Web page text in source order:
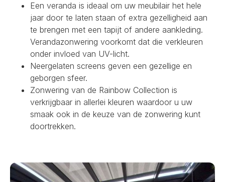
Een veranda is ideaal om uw meubilair het hele
jaar door te laten staan of extra gezelligheid aan
te brengen met een tapijt of andere aankleding.
Verandazonwering voorkomt dat die verkleuren
onder invloed van UV-licht.
Neergelaten screens geven een gezellige en
geborgen sfeer.
Zonwering van de Rainbow Collection is
verkrijgbaar in allerlei kleuren waardoor u uw
smaak ook in de keuze van de zonwering kunt
doortrekken.